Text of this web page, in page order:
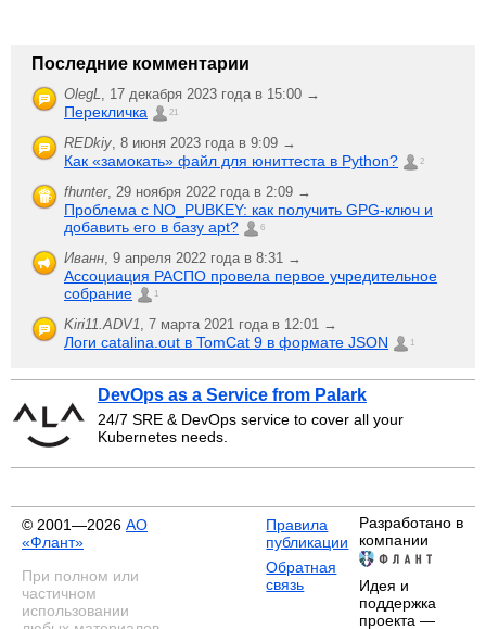
Последние комментарии
OlegL, 17 декабря 2023 года в 15:00 →
Перекличка 21
REDkiy, 8 июня 2023 года в 9:09 →
Как «замокать» файл для юниттеста в Python? 2
fhunter, 29 ноября 2022 года в 2:09 →
Проблема с NO_PUBKEY: как получить GPG-ключ и
добавить его в базу apt?
6
Иванн, 9 апреля 2022 года в 8:31 →
Ассоциация РАСПО провела первое учредительное
собрание
1
Kiri11.ADV1, 7 марта 2021 года в 12:01 →
Логи catalina.out в TomCat 9 в формате JSON 1
DevOps as a Service from Palark
24/7 SRE & DevOps service to cover all your
Kubernetes needs.
© 2001—2026 АО
«Флант»
При полном или
частичном
использовании
Правила
публикации
Обратная
связь
Разработано в
компании
Идея и
поддержка
проекта —